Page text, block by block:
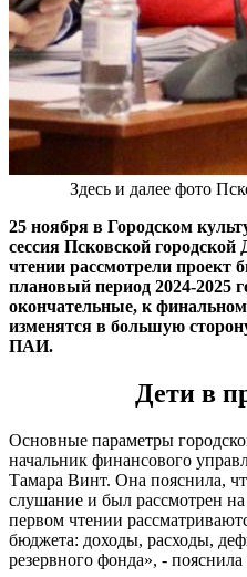
Здесь и далее фото
25 ноября в Городском
сессия Псковской
чтении рассмотрели проект
плановый период 2024-2025
окончательные, к
изменятся в большую
ПАИ.
Дети в
Основные параметры
начальник финансового
Тамара Винт. Она пояснила,
слушание и был рассмотрен
первом чтении
бюджета: доходы, расходы,
резервного фонда», -